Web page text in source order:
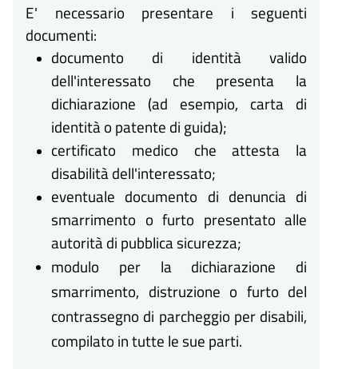
E' necessario presentare i seguenti
documenti:
documento di identità valido
dell'interessato che presenta la
dichiarazione (ad esempio, carta di
identità o patente di guida);
certificato medico che attesta la
disabilità dell'interessato;
eventuale documento di denuncia di
smarrimento o furto presentato alle
autorità di pubblica sicurezza;
modulo per la dichiarazione di
smarrimento, distruzione o furto del
contrassegno di parcheggio per disabili,
compilato in tutte le sue parti.